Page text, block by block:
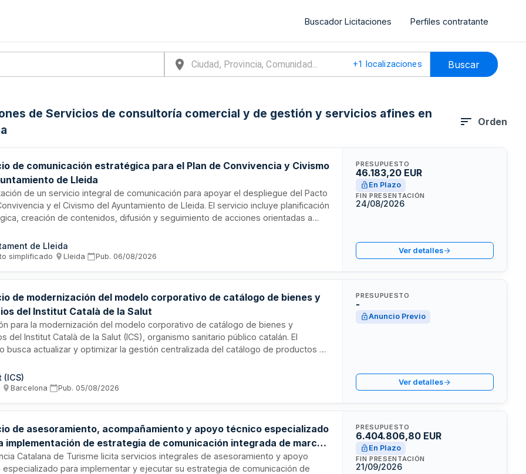
Buscador Licitaciones Perfiles contratante
+1 localizaciones Buscar
de Servicios de consultoría comercial y de gestión y servicios afines en
Orden
de comunicación estratégica para el Plan de Convivencia y Civismo
de Lleida
de un servicio integral de comunicación para apoyar el despliegue del Pacto
y el Civismo del Ayuntamiento de Lleida. El servicio incluye planificación
creación de contenidos, difusión y seguimiento de acciones orientadas a
inclusiva y transformadora que articule las iniciativas cívicas municipales y
de Lleida
simplificado· Lleida· Pub. 06/08/2026
PRESUPUESTO
46.183,20 EUR
En Plazo
FIN PRESENTACIÓN
24/08/2026
Ver detalles
de modernización del modelo corporativo de catálogo de bienes y
del Institut Català de la Salut
para la modernización del modelo corporativo de catálogo de bienes y
del Institut Català de la Salut (ICS), organismo sanitario público catalán. El
busca actualizar y optimizar la gestión centralizada del catálogo de productos y
en la administración de recursos. Se ejecutará en Barcelona, sede del
con el objetivo de implementar soluciones innovadoras que faciliten la
(ICS)
· Barcelona· Pub. 05/08/2026
PRESUPUESTO
-
Anuncio Previo
Ver detalles
de asesoramiento, acompañamiento y apoyo técnico especializado
implementación de estrategia de comunicación integrada de marca
digitales B2C - Agencia Catalana de Turismo
Catalana de Turisme licita servicios integrales de asesoramiento y apoyo
especializado para implementar y ejecutar su estrategia de comunicación de
PRESUPUESTO
6.404.806,80 EUR
En Plazo
FIN PRESENTACIÓN
21/09/2026